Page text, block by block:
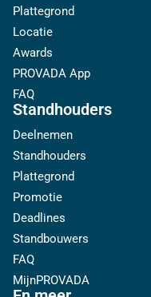
Plattegrond
Locatie
Awards
PROVADA App
FAQ
Standhouders
Deelnemen
Standhouders
Plattegrond
Promotie
Deadlines
Standbouwers
FAQ
MijnPROVADA